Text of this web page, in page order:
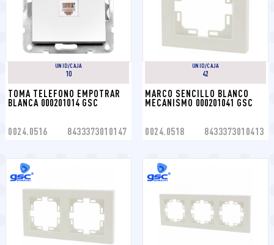
UNID/CAJA
10
TOMA TELEFONO EMPOTRAR
BLANCA 000201014 GSC
0024.0516 8433373010147
UNID/CAJA
42
MARCO SENCILLO BLANCO
MECANISMO 000201041 GSC
0024.0518 8433373010413